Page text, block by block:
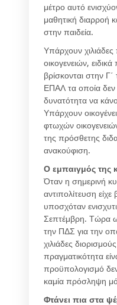
μέτρο αυτό
μαθητική διαρροή
στην παιδεία.
Υπάρχουν χιλιάδες
οικογενειών,
βρίσκονται στην
ΕΠΑΛ τα οποία δεν
δυνατότητα να
Υπάρχουν
φτωχών
της πρόσθετης
ανακούφιση.
Ο εμπαιγμός της
Όταν η σημερινή
αντιπολίτευση είχε
υποσχόταν
Σεπτέμβρη. Τώρα
την ΠΔΣ για την
χιλιάδες
πραγματικότητα
προϋπολογισμό
καμία πρόσληψη
Φτάνει πια στα